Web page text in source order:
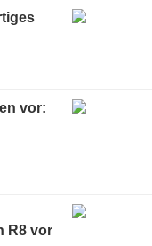
vor:
R8 vor